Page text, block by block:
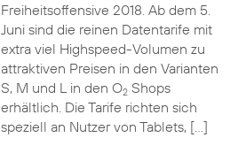
Freiheitsoffensive 2018. Ab dem 5.
Juni sind die reinen Datentarife mit
extra viel Highspeed-Volumen zu
attraktiven Preisen in den Varianten
S, M und L in den O2Shops
erhältlich. Die Tarife richten sich
speziell an Nutzer von Tablets, […]